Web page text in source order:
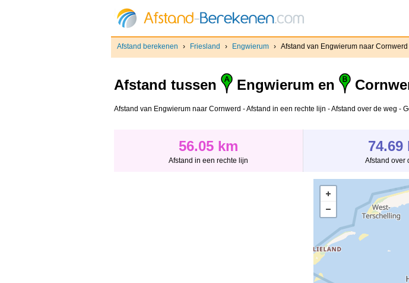
Afstand berekenen › Friesland › Engwierum › Afstand van Engwierum naar Cornwerd
Afstand tussen Engwierum en
Afstand van Engwierum naar Cornwerd - Afstand in een rechte lijn - Afstand over de weg -
56.05 km
Afstand in een rechte lijn
74.69
Afstand over